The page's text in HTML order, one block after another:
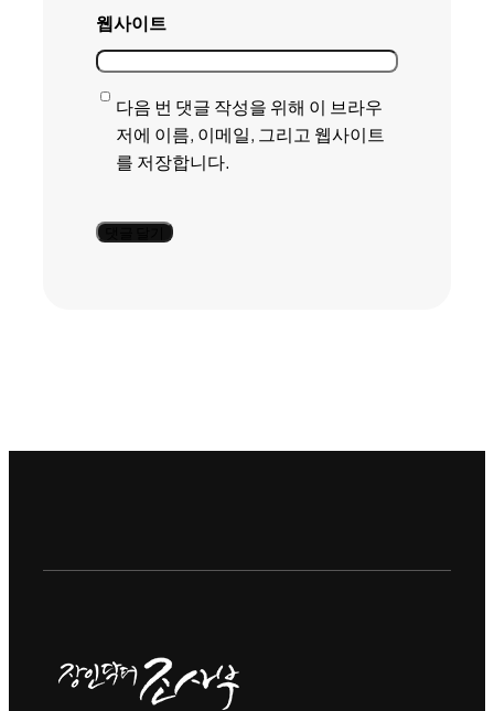
웹사이트
다음 번 댓글 작성을 위해 이 브라우
저에 이름, 이메일, 그리고 웹사이트
를 저장합니다.